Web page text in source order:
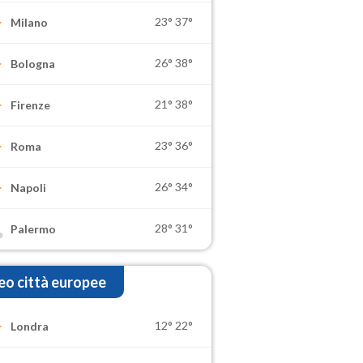
Milano 23° 37°
Bologna 26° 38°
Firenze 21° 38°
Roma 23° 36°
Napoli 26° 34°
Palermo 28° 31°
città europee
Londra 12° 22°